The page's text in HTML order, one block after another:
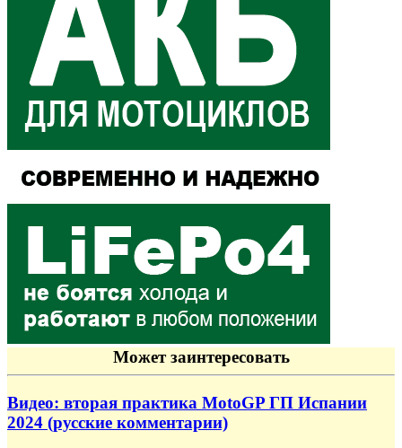
Может заинтересовать
Видео: вторая практика MotoGP ГП Испании
2024 (русские комментарии)